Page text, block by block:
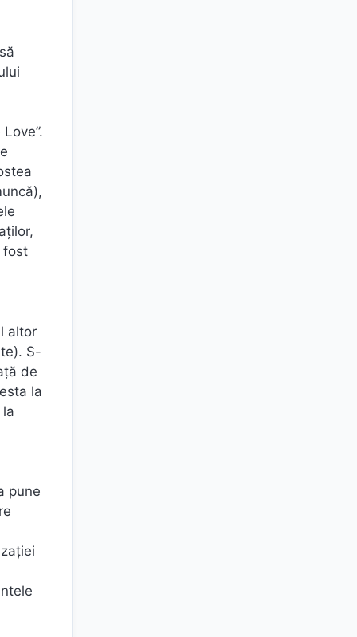
fost
altor
S-
de
la
pune